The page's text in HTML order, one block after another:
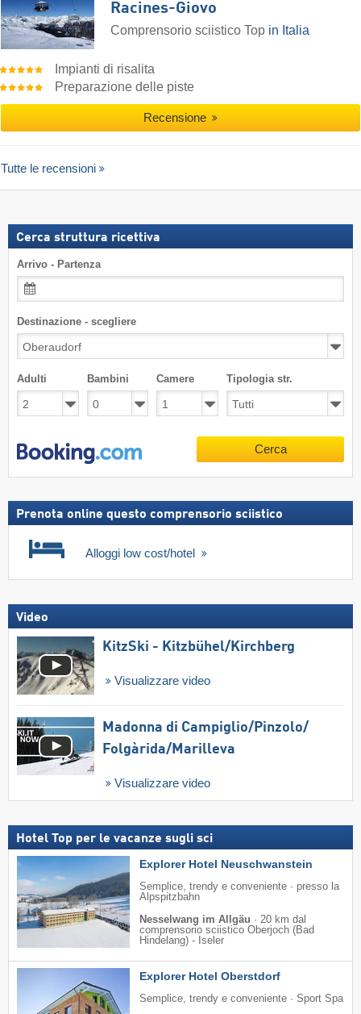
Racines-Giovo
Comprensorio sciistico Top in Italia
Impianti di risalita
Preparazione delle piste
Recensione
Tutte le recensioni
Cerca struttura ricettiva
Arrivo - Partenza
Destinazione - scegliere
Adulti Bambini Camere Tipologia str.
Cerca
Prenota online questo comprensorio sciistico
Alloggi low cost/hotel
Video
KitzSki - Kitzbühel/​Kirchberg
Visualizzare video
Madonna di Campiglio/​Pinzolo/​
Folgàrida/​Marilleva
Visualizzare video
Hotel Top per le vacanze sugli sci
Explorer Hotel Neuschwanstein
Semplice, trendy e conveniente · presso la
Alpspitzbahn
Nesselwang im Allgäu · 20 km dal
comprensorio sciistico Oberjoch (Bad
Hindelang) - Iseler
Explorer Hotel Oberstdorf
Semplice, trendy e conveniente · Sport Spa